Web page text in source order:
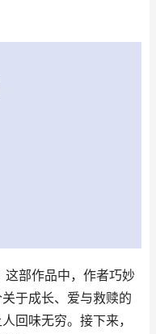
部作品中，作者巧妙
于成长、爱与救赎的
回味无穷。接下来，